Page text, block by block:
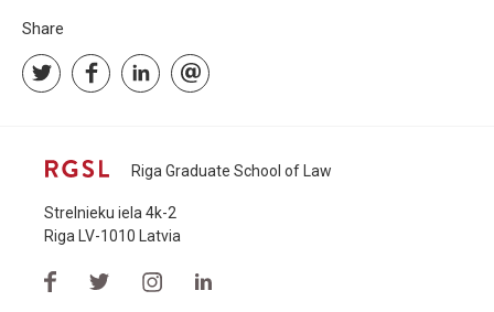
Share
Riga Graduate School of Law
Strelnieku iela 4k-2
Riga LV-1010 Latvia